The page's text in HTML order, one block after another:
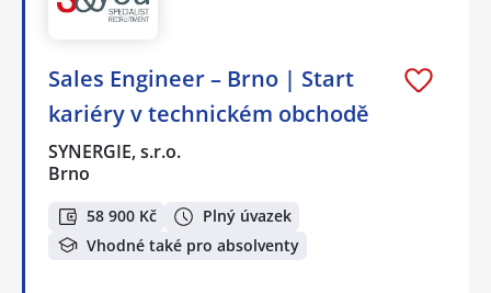
Sales Engineer – Brno | Start
kariéry v technickém obchodě
SYNERGIE, s.r.o.
Brno
58 900 Kč
Plný úvazek
Vhodné také pro absolventy